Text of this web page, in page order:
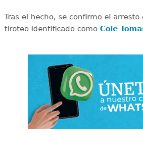
Tras el hecho, se confirmo el
tiroteo identificado como Cole